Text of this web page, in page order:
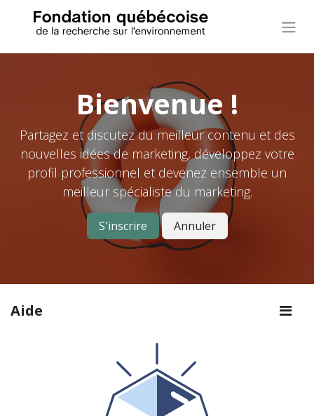
Bienvenue !
Partagez et discutez du meilleur contenu et des
nouvelles idées de marketing, développez votre
profil professionnel et devenez ensemble un
meilleur spécialiste du marketing.
S'inscrire Annuler
Aide